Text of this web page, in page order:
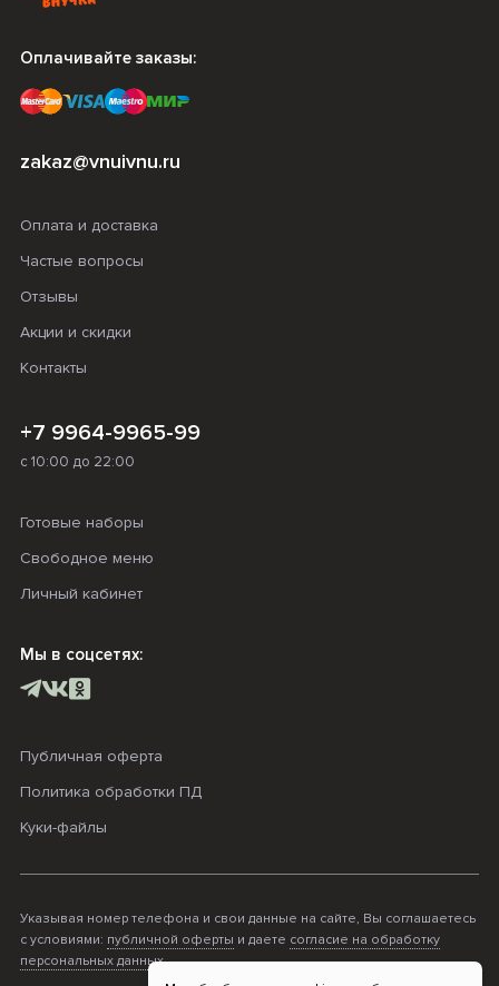
Оплачивайте заказы:
zakaz@vnuivnu.ru
Оплата и доставка
Частые вопросы
Отзывы
Акции и скидки
Контакты
+7 9964-9965-99
с 10:00 до 22:00
Готовые наборы
Свободное меню
Личный кабинет
Мы в соцсетях:
Публичная оферта
Политика обработки ПД
Куки-файлы
Указывая номер телефона и свои данные на сайте, Вы соглашаетесь
с условиями: публичной оферты и даете согласие на обработку
персональных данных.